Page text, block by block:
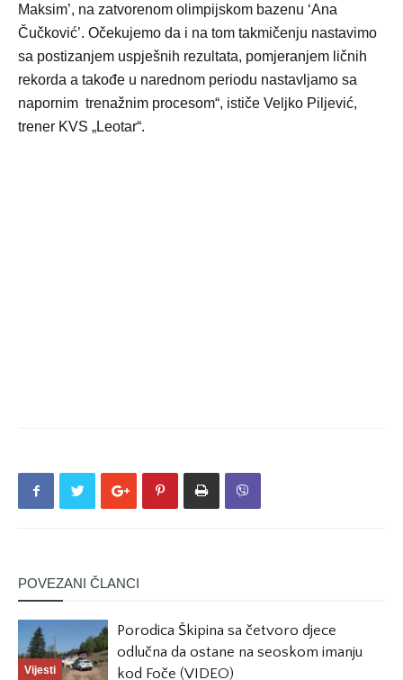
Maksim’, na zatvorenom olimpijskom bazenu ‘Ana
Čučković’. Očekujemo da i na tom takmičenju nastavimo
sa postizanjem uspješnih rezultata, pomjeranjem ličnih
rekorda a takođe u narednom periodu nastavljamo sa
napornim trenažnim procesom“, ističe Veljko Piljević,
trener KVS „Leotar“.
POVEZANI ČLANCI
Vijesti
Porodica Škipina sa četvoro djece
odlučna da ostane na seoskom imanju
kod Foče (VIDEO)